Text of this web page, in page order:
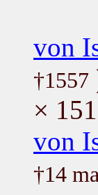
von
†1557
×
von
†14